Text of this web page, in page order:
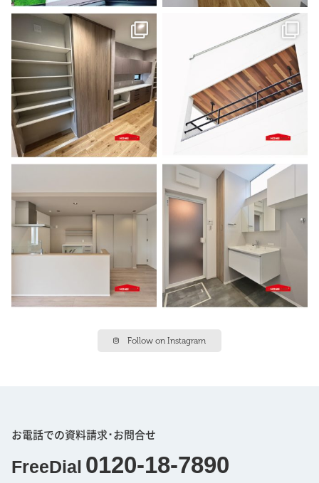
Follow on Instagram
お電話での資料請求･お問合せ
FreeDial 0120-18-7890